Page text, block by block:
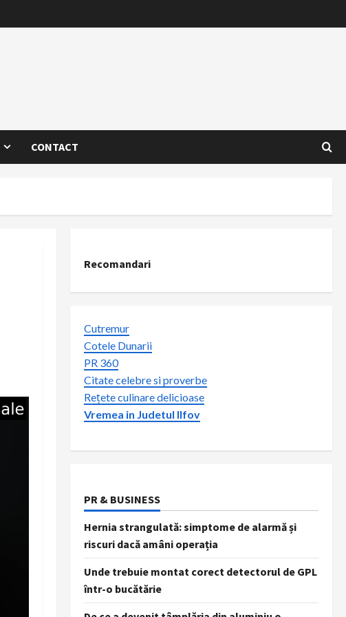
CONTACT
Recomandari
Cutremur
Cotele Dunarii
PR 360
Citate celebre si proverbe
Rețete culinare delicioase
Vremea in Judetul Ilfov
PR & BUSINESS
Hernia strangulată: simptome de alarmă și
riscuri dacă amâni operația
Unde trebuie montat corect detectorul de GPL
într-o bucătărie